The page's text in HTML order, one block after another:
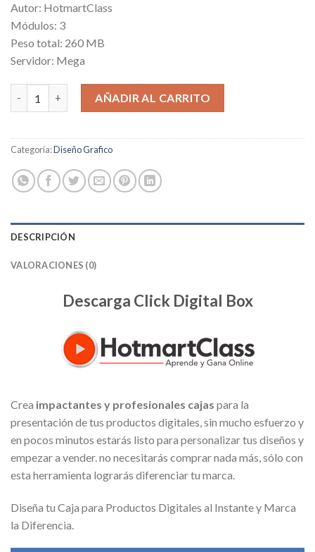
Autor: HotmartClass
Módulos: 3
Peso total: 260 MB
Servidor: Mega
Click Digital Box cantidadAÑADIR AL CARRITO
Categoría:Diseño Grafico
DESCRIPCIÓN
VALORACIONES (0)
Descarga Click Digital Box
Crea impactantes y profesionales cajas para la
presentación de tus productos digitales, sin mucho esfuerzo y
en pocos minutos estarás listo para personalizar tus diseños y
empezar a vender. no necesitarás comprar nada más, sólo con
esta herramienta lograrás diferenciar tu marca.
Diseña tu Caja para Productos Digitales al Instante y Marca
la Diferencia.